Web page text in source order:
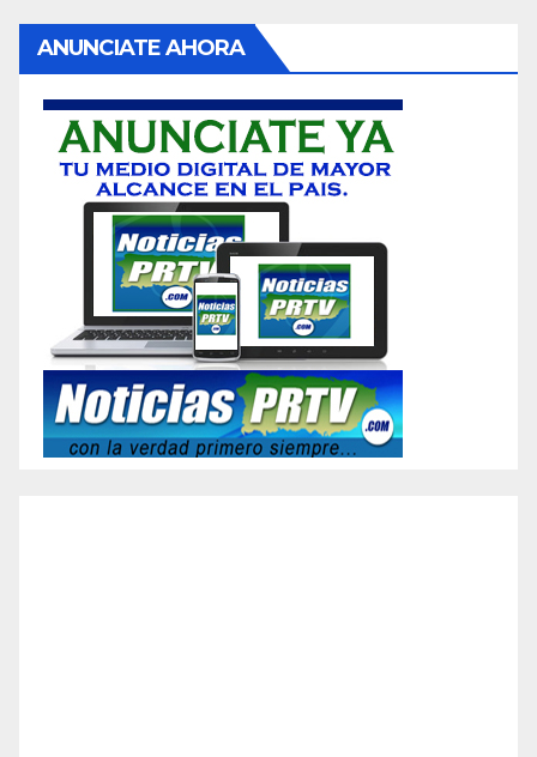
ANUNCIATE AHORA